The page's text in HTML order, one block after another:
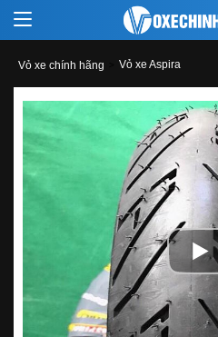
Vỏ xe chính hãng Vỏ xe Aspira